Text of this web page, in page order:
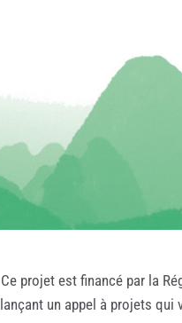
Ce projet est financé par la
lançant un appel à projets qui